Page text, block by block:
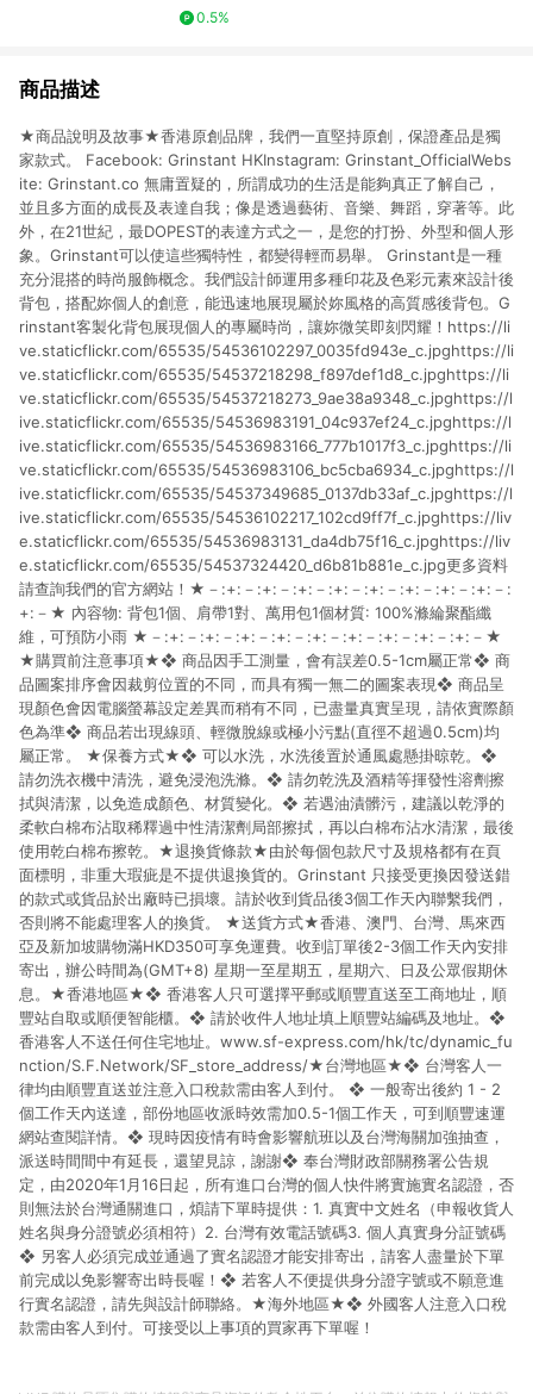
0.5%
商品描述
★商品說明及故事★香港原創品牌，我們一直堅持原創，保證產品是獨
家款式。 Facebook: Grinstant HKInstagram: Grinstant_OfficialWebs
ite: Grinstant.co 無庸置疑的，所謂成功的生活是能夠真正了解自己，
並且多方面的成長及表達自我；像是透過藝術、音樂、舞蹈，穿著等。此
外，在21世紀，最DOPEST的表達方式之一，是您的打扮、外型和個人形
象。Grinstant可以使這些獨特性，都變得輕而易舉。 Grinstant是一種
充分混搭的時尚服飾概念。我們設計師運用多種印花及色彩元素來設計後
背包，搭配妳個人的創意，能迅速地展現屬於妳風格的高質感後背包。G
rinstant客製化背包展現個人的專屬時尚，讓妳微笑即刻閃耀！https://li
ve.staticflickr.com/65535/54536102297_0035fd943e_c.jpghttps://li
ve.staticflickr.com/65535/54537218298_f897def1d8_c.jpghttps://li
ve.staticflickr.com/65535/54537218273_9ae38a9348_c.jpghttps://l
ive.staticflickr.com/65535/54536983191_04c937ef24_c.jpghttps://l
ive.staticflickr.com/65535/54536983166_777b1017f3_c.jpghttps://li
ve.staticflickr.com/65535/54536983106_bc5cba6934_c.jpghttps://l
ive.staticflickr.com/65535/54537349685_0137db33af_c.jpghttps://l
ive.staticflickr.com/65535/54536102217_102cd9ff7f_c.jpghttps://liv
e.staticflickr.com/65535/54536983131_da4db75f16_c.jpghttps://liv
e.staticflickr.com/65535/54537324420_d6b81b881e_c.jpg更多資料
請查詢我們的官方網站！★－:+:－:+:－:+:－:+:－:+:－:+:－:+:－:+:－:
+:－★ 內容物: 背包1個、肩帶1對、萬用包1個材質: 100%滌綸聚酯纖
維，可預防小雨 ★－:+:－:+:－:+:－:+:－:+:－:+:－:+:－:+:－:+:－★
★購買前注意事項★❖ 商品因手工測量，會有誤差0.5-1cm屬正常❖ 商
品圖案排序會因裁剪位置的不同，而具有獨一無二的圖案表現❖ 商品呈
現顏色會因電腦螢幕設定差異而稍有不同，已盡量真實呈現，請依實際顏
色為準❖ 商品若出現線頭、輕微脫線或極小污點(直徑不超過0.5cm)均
屬正常。 ★保養方式★❖ 可以水洗，水洗後置於通風處懸掛晾乾。❖
請勿洗衣機中清洗，避免浸泡洗滌。❖ 請勿乾洗及酒精等揮發性溶劑擦
拭與清潔，以免造成顏色、材質變化。❖ 若遇油漬髒污，建議以乾淨的
柔軟白棉布沾取稀釋過中性清潔劑局部擦拭，再以白棉布沾水清潔，最後
使用乾白棉布擦乾。★退換貨條款★由於每個包款尺寸及規格都有在頁
面標明，非重大瑕疵是不提供退換貨的。Grinstant 只接受更換因發送錯
的款式或貨品於出廠時已損壞。請於收到貨品後3個工作天內聯繫我們，
否則將不能處理客人的換貨。 ★送貨方式★香港、澳門、台灣、馬來西
亞及新加坡購物滿HKD350可享免運費。收到訂單後2-3個工作天內安排
寄出，辦公時間為(GMT+8) 星期一至星期五，星期六、日及公眾假期休
息。★香港地區★❖ 香港客人只可選擇平郵或順豐直送至工商地址，順
豐站自取或順便智能櫃。❖ 請於收件人地址填上順豐站編碼及地址。❖
香港客人不送任何住宅地址。www.sf-express.com/hk/tc/dynamic_fu
nction/S.F.Network/SF_store_address/★台灣地區★❖ 台灣客人一
律均由順豐直送並注意入口稅款需由客人到付。 ❖ 一般寄出後約 1 - 2
個工作天內送達，部份地區收派時效需加0.5-1個工作天，可到順豐速運
網站查閱詳情。❖ 現時因疫情有時會影響航班以及台灣海關加強抽查，
派送時間間中有延長，還望見諒，謝謝❖ 奉台灣財政部關務署公告規
定，由2020年1月16日起，所有進口台灣的個人快件將實施實名認證，否
則無法於台灣通關進口，煩請下單時提供：1. 真實中文姓名（申報收貨人
姓名與身分證號必須相符）2. 台灣有效電話號碼3. 個人真實身分証號碼
❖ 另客人必須完成並通過了實名認證才能安排寄出，請客人盡量於下單
前完成以免影響寄出時長喔！❖ 若客人不便提供身分證字號或不願意進
行實名認證，請先與設計師聯絡。★海外地區★❖ 外國客人注意入口稅
款需由客人到付。可接受以上事項的買家再下單喔！